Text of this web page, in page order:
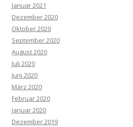
Januar 2021
Dezember 2020
Oktober 2020
September 2020
August 2020
Juli 2020
Juni 2020
März 2020
Februar 2020
Januar 2020
Dezember 2019